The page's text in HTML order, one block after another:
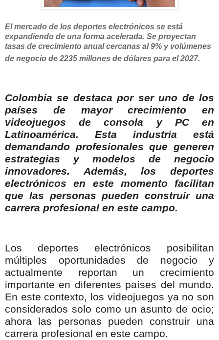
El mercado de los deportes electrónicos se está
expandiendo de una forma acelerada. Se proyectan
tasas de crecimiento anual cercanas al 9% y volúmenes
de negocio de 2235 millones de dólares para el 2027.
Colombia se destaca por ser uno de los
países de mayor crecimiento en
videojuegos de consola y PC en
Latinoamérica. Esta industria está
demandando profesionales que generen
estrategias y modelos de negocio
innovadores. Además, los deportes
electrónicos en este momento facilitan
que las personas pueden construir una
carrera profesional en este campo.
Los deportes electrónicos posibilitan
múltiples oportunidades de negocio y
actualmente reportan un crecimiento
importante en diferentes países del mundo.
En este contexto, los videojuegos ya no son
considerados solo como un asunto de ocio;
ahora las personas pueden construir una
carrera profesional en este campo.